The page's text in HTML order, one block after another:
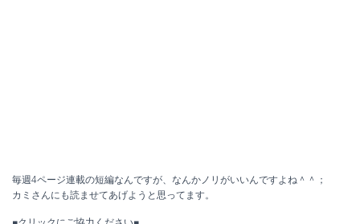
毎週4ページ連載の短編なんですが、なんかノリがいいんですよね＾＾；
カミさんにも読ませてあげようと思ってます。